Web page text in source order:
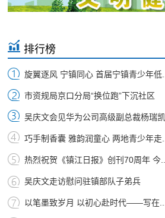
排行榜
旋翼逐风 宁镇同心 首届宁镇青少年低...
市资规局京口分局“换位跑”下沉社区
吴庆文会见华为公司高级副总裁杨瑞凯
巧手制香囊 雅韵润童心 两地青少年走...
热烈祝贺《镇江日报》创刊70周年 今...
吴庆文走访慰问驻镇部队子弟兵
以笔墨致岁月 以初心赴时代——写在...